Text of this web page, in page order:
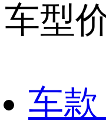
车型
车款